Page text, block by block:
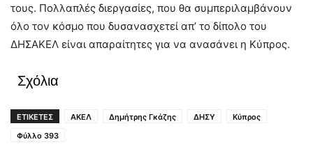
τους. Πολλαπλές διεργασίες, που θα συμπεριλαμβάνουν
όλο τον κόσμο που δυσανασχετεί απ’ το δίπολο του
ΔΗΣΑΚΕΛ είναι απαραίτητες για να ανασάνει η Κύπρος.
Σχόλια
ΕΤΙΚΕΤΕΣ ΑΚΕΛ Δημήτρης Γκάζης ΔΗΣΥ
Κύπρος
Φύλλο 393